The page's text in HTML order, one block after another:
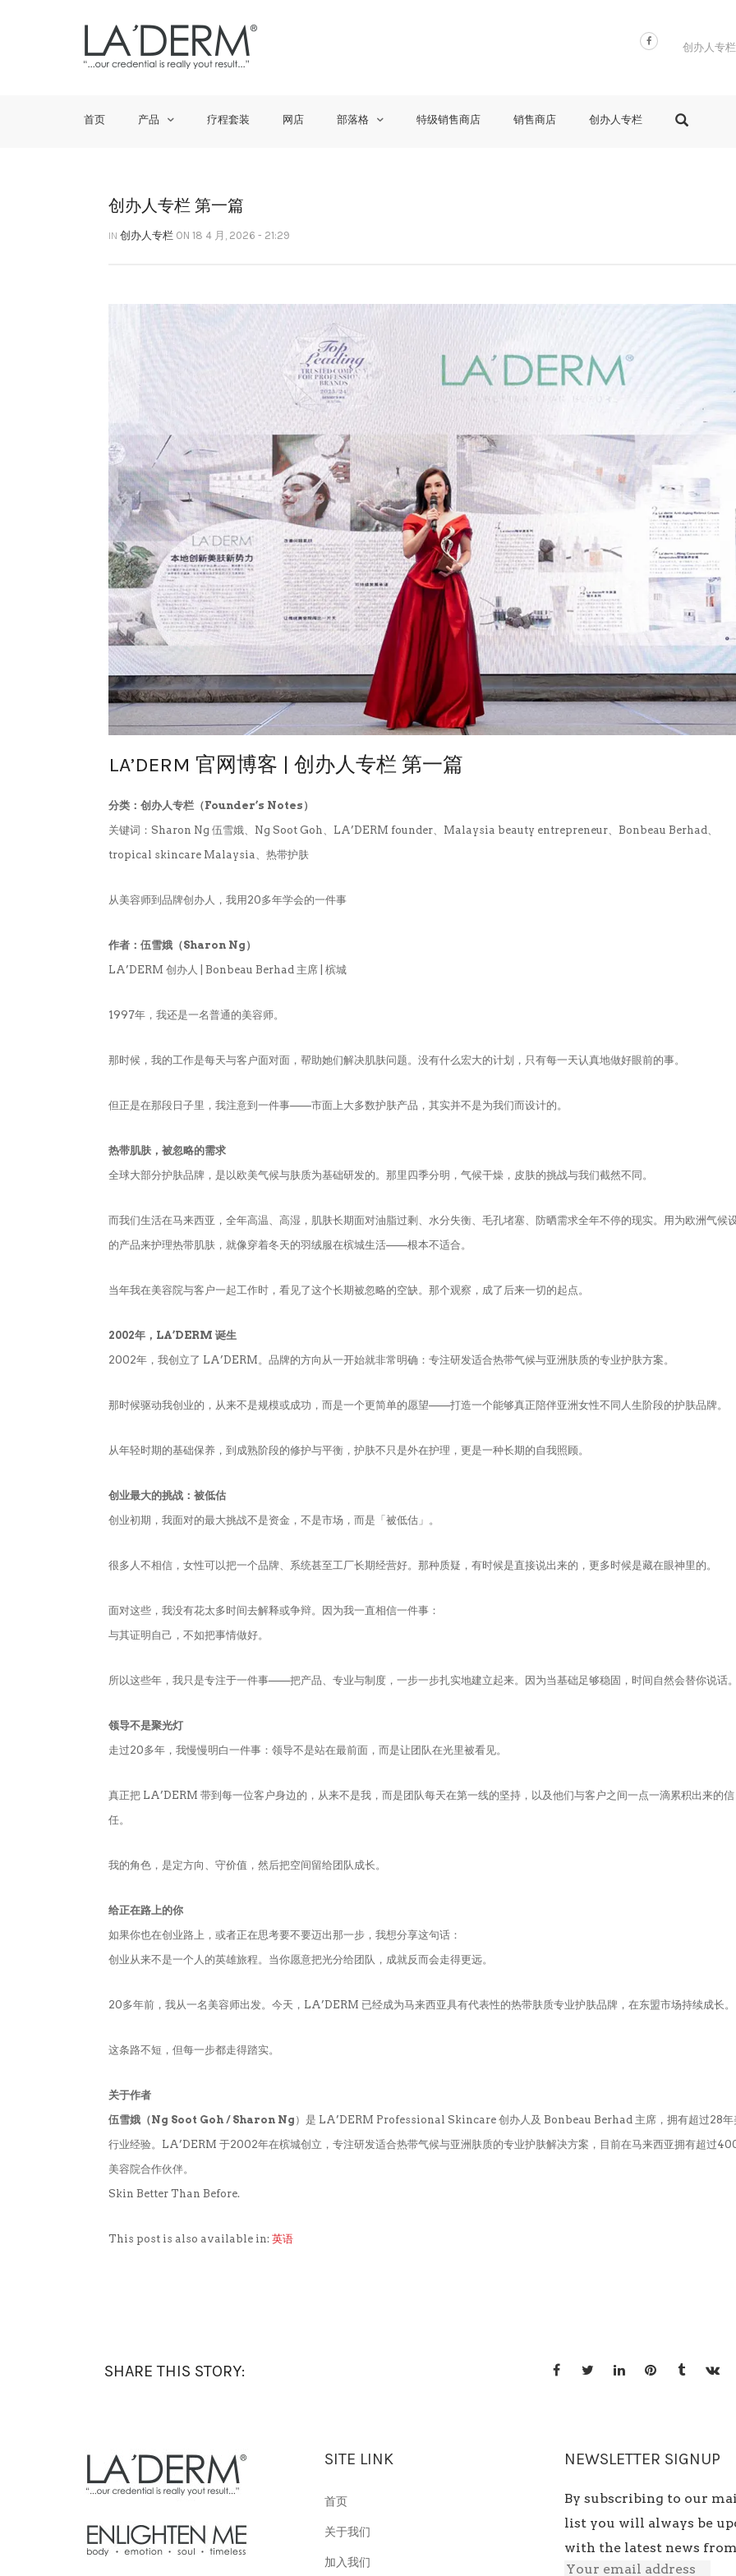
创办人专栏
首页 产品 疗程套装 网店 部落格 特级销售商店 销售商店 创办人专栏
创办人专栏 第一篇
IN 创办人专栏 ON 18 4 月, 2026 - 21:29
LA’DERM 官网博客 | 创办人专栏 第一篇
分类：创办人专栏（Founder’s Notes）
关键词：Sharon Ng 伍雪娥、Ng Soot Goh、LA’DERM founder、Malaysia beauty entrepreneur、Bonbeau Berhad、
tropical skincare Malaysia、热带护肤
从美容师到品牌创办人，我用20多年学会的一件事
作者：伍雪娥（Sharon Ng）
LA’DERM 创办人 | Bonbeau Berhad 主席 | 槟城
1997年，我还是一名普通的美容师。
那时候，我的工作是每天与客户面对面，帮助她们解决肌肤问题。没有什么宏大的计划，只有每一天认真地做好眼前的事。
但正是在那段日子里，我注意到一件事——市面上大多数护肤产品，其实并不是为我们而设计的。
热带肌肤，被忽略的需求
全球大部分护肤品牌，是以欧美气候与肤质为基础研发的。那里四季分明，气候干燥，皮肤的挑战与我们截然不同。
而我们生活在马来西亚，全年高温、高湿，肌肤长期面对油脂过剩、水分失衡、毛孔堵塞、防晒需求全年不停的现实。用为欧洲气候
的产品来护理热带肌肤，就像穿着冬天的羽绒服在槟城生活——根本不适合。
当年我在美容院与客户一起工作时，看见了这个长期被忽略的空缺。那个观察，成了后来一切的起点。
2002年，LA’DERM 诞生
2002年，我创立了 LA’DERM。品牌的方向从一开始就非常明确：专注研发适合热带气候与亚洲肤质的专业护肤方案。
那时候驱动我创业的，从来不是规模或成功，而是一个更简单的愿望——打造一个能够真正陪伴亚洲女性不同人生阶段的护肤品牌。
从年轻时期的基础保养，到成熟阶段的修护与平衡，护肤不只是外在护理，更是一种长期的自我照顾。
创业最大的挑战：被低估
创业初期，我面对的最大挑战不是资金，不是市场，而是「被低估」。
很多人不相信，女性可以把一个品牌、系统甚至工厂长期经营好。那种质疑，有时候是直接说出来的，更多时候是藏在眼神里的。
面对这些，我没有花太多时间去解释或争辩。因为我一直相信一件事：
与其证明自己，不如把事情做好。
所以这些年，我只是专注于一件事——把产品、专业与制度，一步一步扎实地建立起来。因为当基础足够稳固，时间自然会替你说话
领导不是聚光灯
走过20多年，我慢慢明白一件事：领导不是站在最前面，而是让团队在光里被看见。
真正把 LA’DERM 带到每一位客户身边的，从来不是我，而是团队每天在第一线的坚持，以及他们与客户之间一点一滴累积出来的信
任。
我的角色，是定方向、守价值，然后把空间留给团队成长。
给正在路上的你
如果你也在创业路上，或者正在思考要不要迈出那一步，我想分享这句话：
创业从来不是一个人的英雄旅程。当你愿意把光分给团队，成就反而会走得更远。
20多年前，我从一名美容师出发。今天，LA’DERM 已经成为马来西亚具有代表性的热带肤质专业护肤品牌，在东盟市场持续成长。
这条路不短，但每一步都走得踏实。
关于作者
伍雪娥（Ng Soot Goh / Sharon Ng ）是 LA’DERM Professional Skincare 创办人及 Bonbeau Berhad 主席，拥有超过28年
行业经验。LA’DERM 于2002年在槟城创立，专注研发适合热带气候与亚洲肤质的专业护肤解决方案，目前在马来西亚拥有超过
美容院合作伙伴。
Skin Better Than Before.
This post is also available in: 英语
SHARE THIS STORY:
SITE LINK
首页
关于我们
加入我们
NEWSLETTER SIGNUP
By subscribing to our
list you will always be
with the latest news